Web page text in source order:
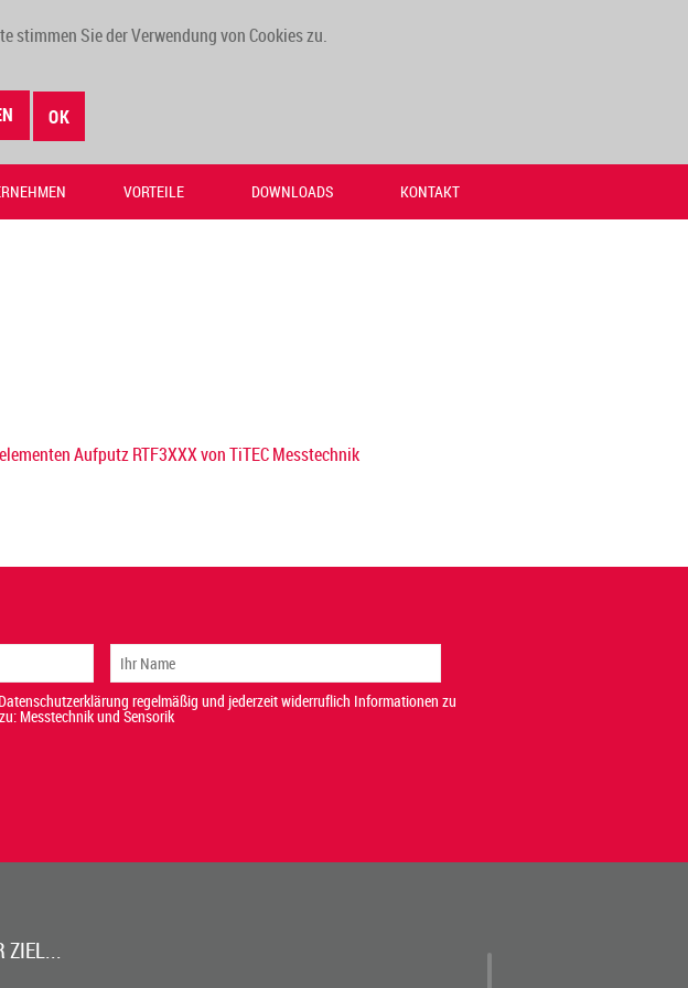
stimmen Sie der Verwendung von Cookies zu.
OK
VORTEILE DOWNLOADS KONTAKT
regelmäßig und jederzeit widerruflich Informationen zu
Messtechnik und Sensorik
ZIEL...